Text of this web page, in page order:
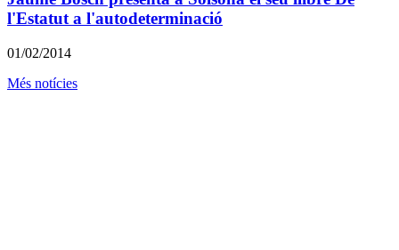
l'Estatut a l'autodeterminació
01/02/2014
Més notícies